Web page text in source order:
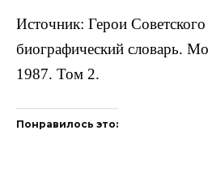
Источник: Герои
биографический словарь.
1987. Том 2.
Понравилось это: